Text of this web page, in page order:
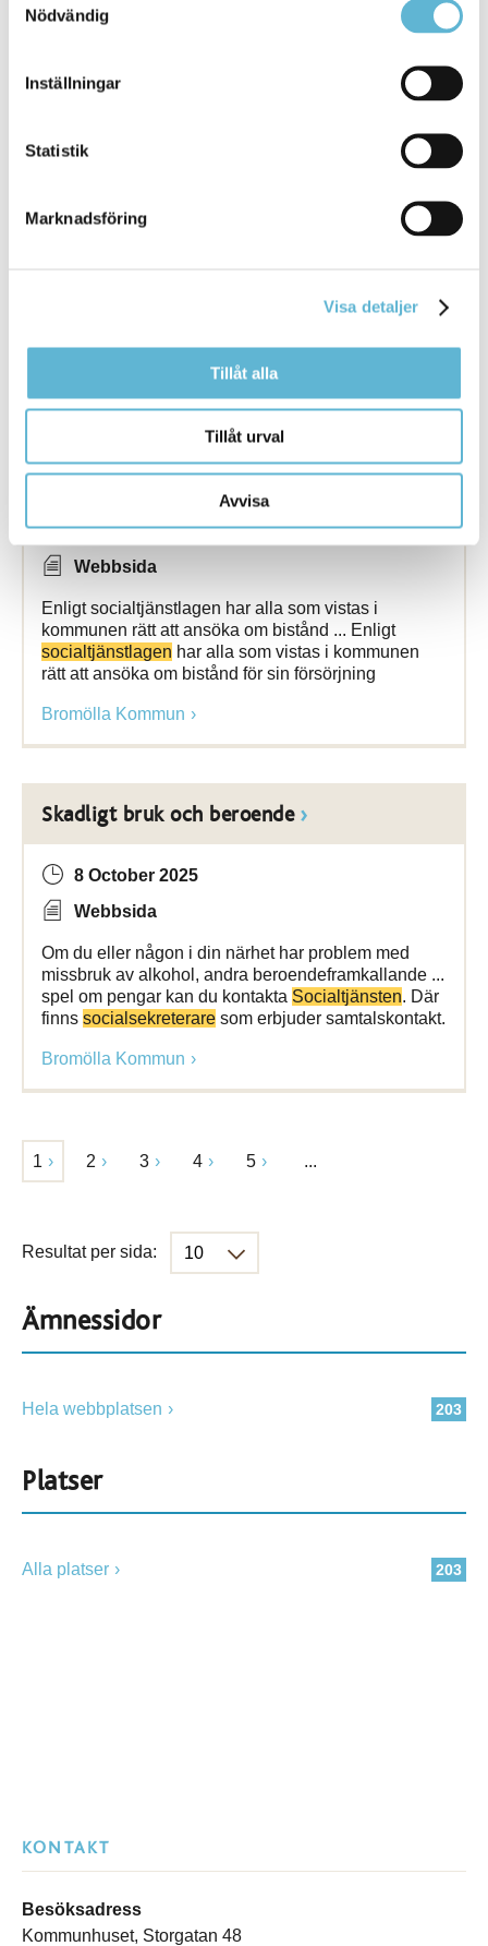
Nödvändig
Inställningar
Statistik
Marknadsföring
Visa detaljer
Tillåt alla
Tillåt urval
Avvisa
I Bromölla kommun styr Socialdemokraterna och
Vänsterpartiet. Posten som oppositionsråd har
Ekonomiskt bistånd
2 April 2026
Webbsida
Enligt socialtjänstlagen har alla som vistas i
kommunen rätt att ansöka om bistånd ... Enligt
socialtjänstlagen har alla som vistas i kommunen
rätt att ansöka om bistånd för sin försörjning
Bromölla Kommun
Skadligt bruk och beroende
8 October 2025
Webbsida
Om du eller någon i din närhet har problem med
missbruk av alkohol, andra beroendeframkallande ...
spel om pengar kan du kontakta Socialtjänsten. Där
finns socialsekreterare som erbjuder samtalskontakt.
Bromölla Kommun
1 2 3 4 5 ...
Resultat per sida:
Ämnessidor
203
Hela webbplatsen
Platser
203
Alla platser
KONTAKT
Besöksadress
Kommunhuset, Storgatan 48